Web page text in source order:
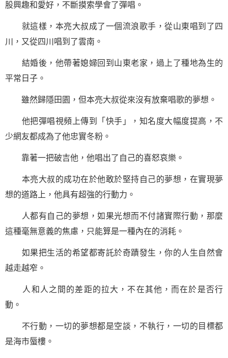
股興趣和愛好，不斷摸索學會了彈唱。
就這樣，本亮大叔成了一個流浪歌手，從山東唱到了四
川，又從四川唱到了雲南。
結婚後，他帶著媳婦回到山東老家，過上了種地為生的
平常日子。
雖然歸隱田園，但本亮大叔從來沒有放棄唱歌的夢想。
他把彈唱視頻上傳到「快手」，知名度大幅度提高，不
少網友都成為了他忠實冬粉。
靠著一把破吉他，他唱出了自己的喜怒哀樂。
本亮大叔的成功在於他敢於堅持自己的夢想，在實現夢
想的道路上，他具有超強的行動力。
人都有自己的夢想，如果光想而不付諸實際行動，那麼
這種毫無意義的焦慮，只能算是一種內在的消耗。
如果把生活的希望都寄託於奇蹟發生，你的人生自然會
越走越窄。
人和人之間的差距的拉大，不在其他，而在於是否行
動。
不行動，一切的夢想都是空談，不執行，一切的目標都
是海市蜃樓。